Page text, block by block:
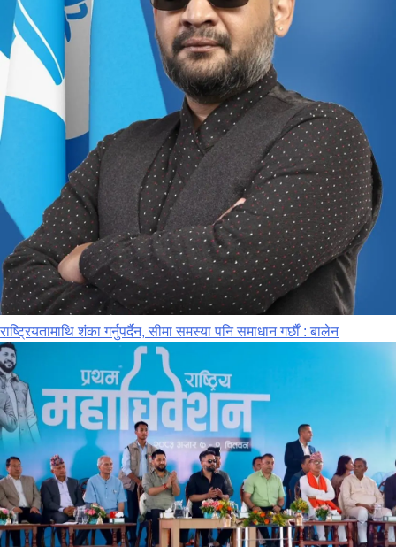
राष्ट्रियतामाथि शंका गर्नुपर्दैन, सीमा समस्या पनि समाधान गर्छौं : बालेन